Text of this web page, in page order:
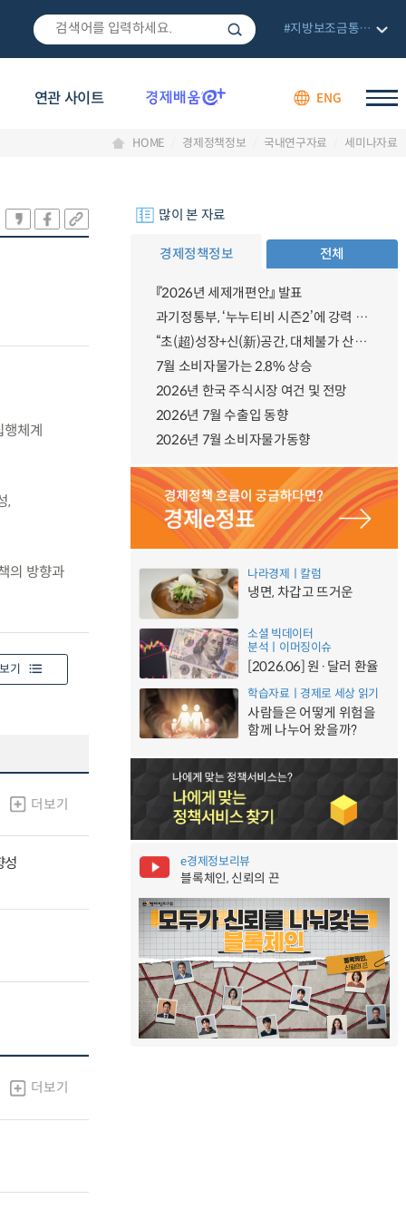
연관 사이트 ENG
#지방보조금통합관리망
HOME 경제정책정보 국내연구자료 세미나자료
체계
,
의 방향과
기
더보기
성
더보기
많이 본 자료
경제정책정보 전체
『2026년 세제개편안』 발표
과기정통부, ‘누누티비 시즌2’에 강력 대응 의지 밝혀
“초(超)성장+신(新)공간, 대체불가 산업강국”
7월 소비자물가는 2.8% 상승
2026년 한국 주식시장 여건 및 전망
2026년 7월 수출입 동향
2026년 7월 소비자물가동향
나라경제ㅣ칼럼
냉면, 차갑고 뜨거운
소셜 빅데이터
분석ㅣ이머징이슈
[2026.06] 원·달러 환율
학습자료ㅣ경제로 세상 읽기
사람들은 어떻게 위험을
함께 나누어 왔을까?
e경제정보리뷰
블록체인, 신뢰의 끈